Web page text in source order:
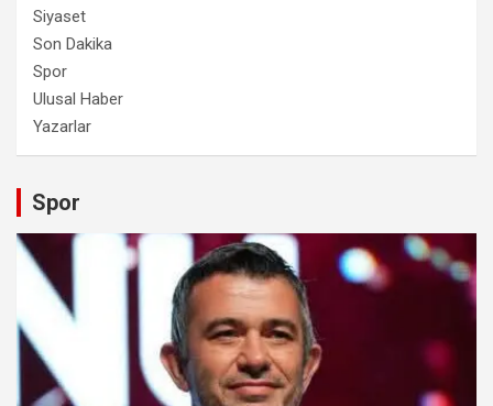
Siyaset
Son Dakika
Spor
Ulusal Haber
Yazarlar
Spor